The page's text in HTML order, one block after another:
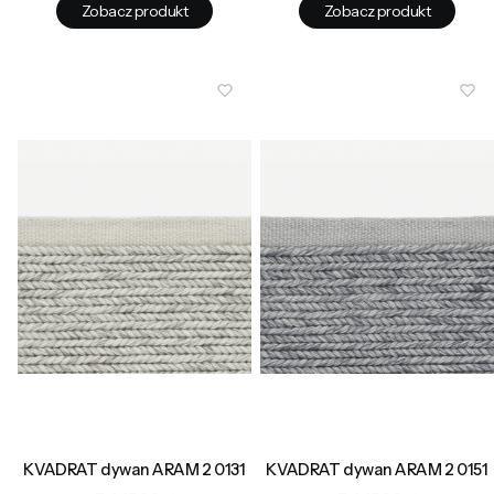
Zobacz produkt
Zobacz produkt
KVADRAT dywan ARAM 2 0131
KVADRAT dywan ARAM 2 0151